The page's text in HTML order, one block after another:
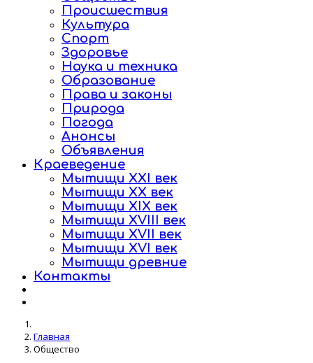
Происшествия
Культура
Спорт
Здоровье
Наука и техника
Образование
Права и законы
Природа
Погода
Анонсы
Объявления
Краеведение
Мытищи XXI век
Мытищи XX век
Мытищи XIX век
Мытищи XVIII век
Мытищи XVII век
Мытищи XVI век
Мытищи древние
Контакты
Главная
Общество